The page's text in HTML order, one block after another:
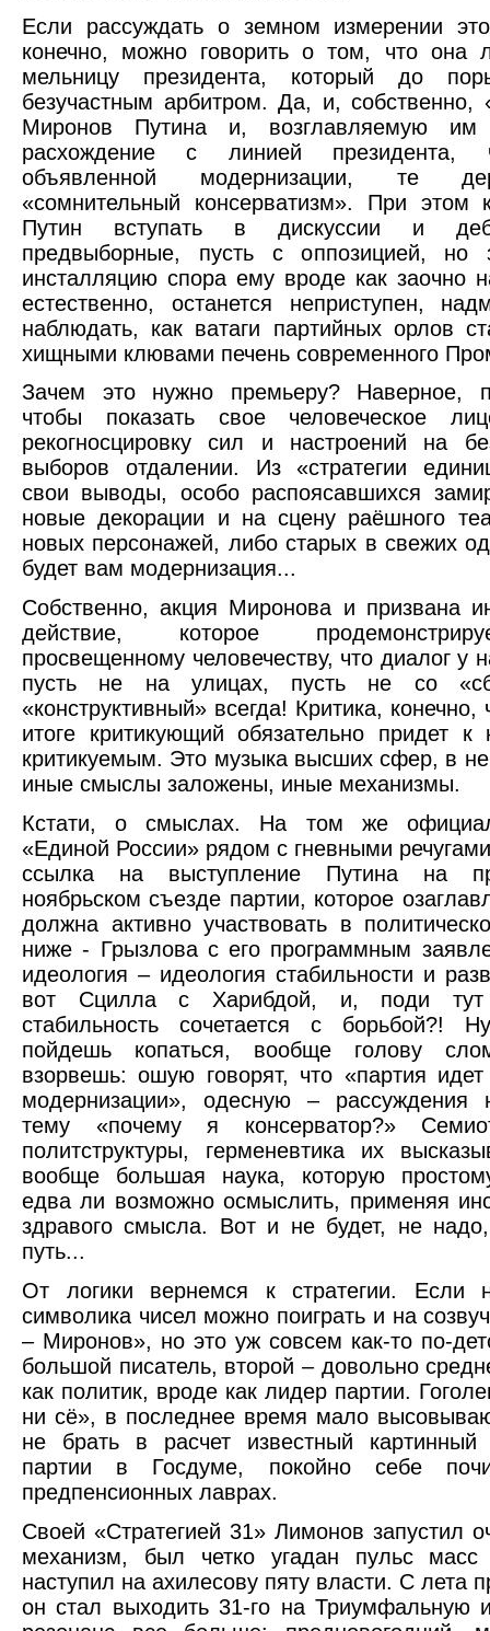
Если рассуждать о земном измерении
конечно, можно говорить о том, что она
мельницу президента, который до
безучастным арбитром. Да, и, собственно,
Миронов Путина и, возглавляемую
расхождение с линией президента,
объявленной модернизации, те
«сомнительный консерватизм». При этом
Путин вступать в дискуссии и
предвыборные, пусть с оппозицией, но
инсталляцию спора ему вроде как заочно
естественно, останется неприступен,
наблюдать, как ватаги партийных орлов
хищными клювами печень современного
Зачем это нужно премьеру? Наверное,
чтобы показать свое человеческое
рекогносцировку сил и настроений на
выборов отдалении. Из «стратегии
свои выводы, особо распоясавшихся
новые декорации и на сцену раёшного
новых персонажей, либо старых в свежих
будет вам модернизация...
Собственно, акция Миронова и призвана
действие, которое
просвещенному человечеству, что диалог у
пусть не на улицах, пусть не со
«конструктивный» всегда! Критика, конечно,
итоге критикующий обязательно придет к
критикуемым. Это музыка высших сфер, в
иные смыслы заложены, иные механизмы.
Кстати, о смыслах. На том же
«Единой России» рядом с гневными
ссылка на выступление Путина на
ноябрьском съезде партии, которое
должна активно участвовать в
ниже - Грызлова с его программным
идеология – идеология стабильности и
вот Сцилла с Харибдой, и, поди тут
стабильность сочетается с борьбой?!
пойдешь копаться, вообще голову
взорвешь: ошую говорят, что «партия
модернизации», одесную – рассуждения
тему «почему я консерватор?»
политструктуры, герменевтика их
вообще большая наука, которую
едва ли возможно осмыслить, применяя
здравого смысла. Вот и не будет, не
путь...
От логики вернемся к стратегии. Если
символика чисел можно поиграть и на
– Миронов», но это уж совсем как-то по-
большой писатель, второй – довольно
как политик, вроде как лидер партии.
ни сё», в последнее время мало
не брать в расчет известный
партии в Госдуме, покойно себе
предпенсионных лаврах.
Своей «Стратегией 31» Лимонов запустил
механизм, был четко угадан пульс
наступил на ахилесову пяту власти. С лета
он стал выходить 31-го на Триумфальную